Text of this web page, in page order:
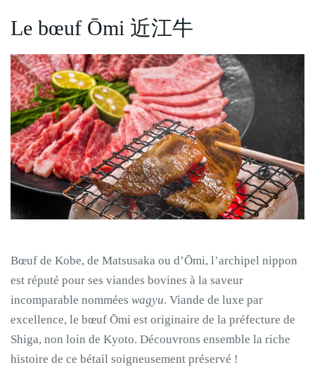
Le bœuf Ōmi 近江牛
Bœuf de Kobe, de Matsusaka ou d’Ōmi, l’archipel nippon
est réputé pour ses viandes bovines à la saveur
incomparable nommées wagyu. Viande de luxe par
excellence, le bœuf Ōmi est originaire de la préfecture de
Shiga, non loin de Kyoto. Découvrons ensemble la riche
histoire de ce bétail soigneusement préservé !